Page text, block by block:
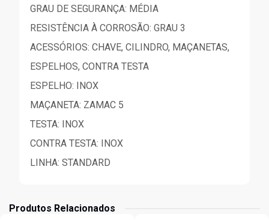
GRAU DE SEGURANÇA: MÉDIA
RESISTÊNCIA À CORROSÃO: GRAU 3
ACESSÓRIOS: CHAVE, CILINDRO, MAÇANETAS,
ESPELHOS, CONTRA TESTA
ESPELHO: INOX
MAÇANETA: ZAMAC 5
TESTA: INOX
CONTRA TESTA: INOX
LINHA: STANDARD
Produtos Relacionados